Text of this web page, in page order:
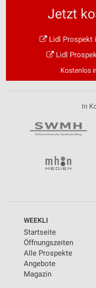
Jetzt
Lidl Prospekt
Lidl
Kostenlos
In
WEEKLI
Startseite
Öffnungszeiten
Alle Prospekte
Angebote
Magazin